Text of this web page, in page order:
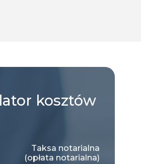
kosztów
Taksa notarialna
(opłata notarialna)